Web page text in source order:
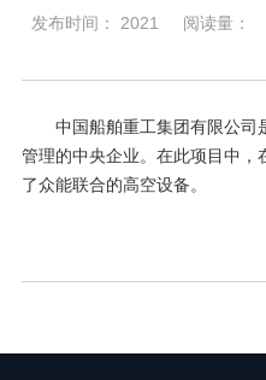
发布时间： 2021 阅读量：
中国船舶重工集团有限公司
管理的中央企业。在此项目中
了众能联合的高空设备。